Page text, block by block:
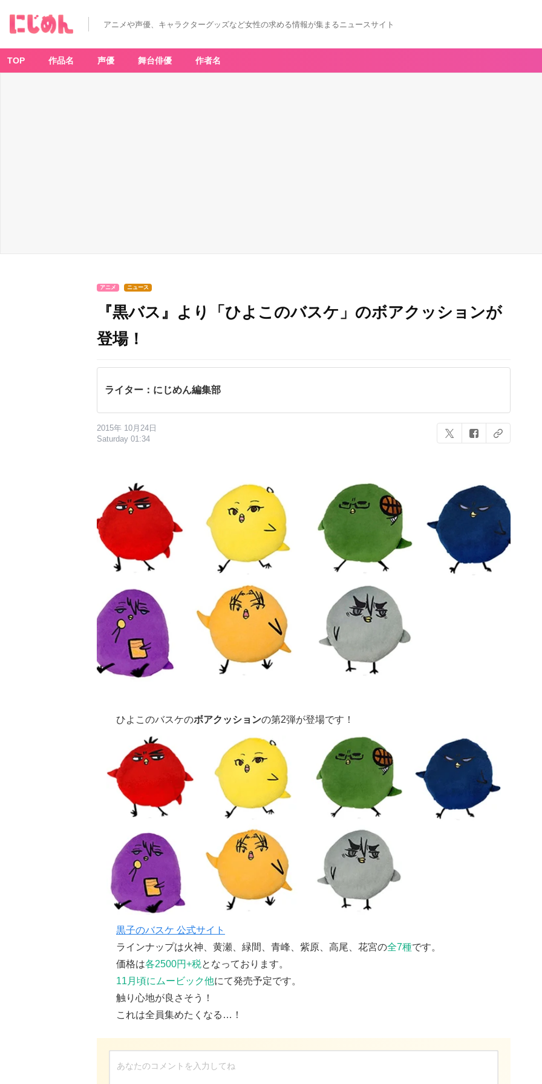
アニメや声優、キャラクターグッズなど女性の求める情報が集まるニュースサイト
TOP 作品名 声優 舞台俳優 作者名
アニメ ニュース
『黒バス』より「ひよこのバスケ」のボアクッションが
登場！
ライター：にじめん編集部
2015年 10月24日
Saturday 01:34
ひよこのバスケのボアクッションの第2弾が登場です！
黒子のバスケ 公式サイト
ラインナップは火神、黄瀬、緑間、青峰、紫原、高尾、花宮の全7種です。
価格は各2500円+税となっております。
11月頃にムービック他にて発売予定です。
触り心地が良さそう！
これは全員集めたくなる…！